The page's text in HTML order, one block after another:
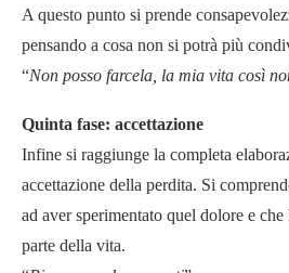
A questo punto si prende
pensando a cosa non si potrà più
“Non posso farcela, la mia vita così
Quinta fase: accettazione
Infine si raggiunge la completa
accettazione della perdita. Si
ad aver sperimentato quel dolore e
parte della vita.